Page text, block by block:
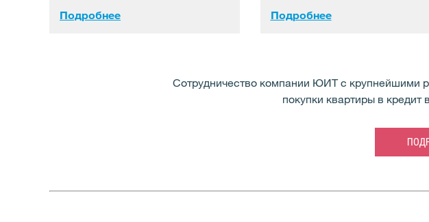
Подробнее
Подробнее
Сотрудничество компании ЮИТ с крупнейшими
покупки квартиры в